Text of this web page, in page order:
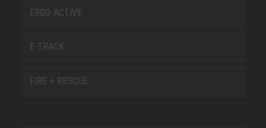
ERGO-ACTIVE
E-TRACK
FIRE + RESCUE